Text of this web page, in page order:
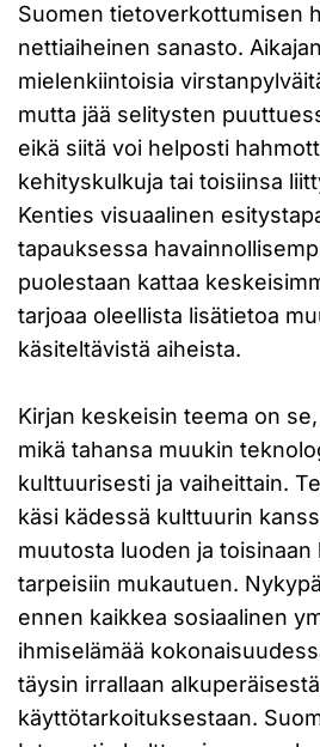
Suomen tietoverkottumisen
nettiaiheinen sanasto.
mielenkiintoisia
mutta jää selitysten
eikä siitä voi helposti
kehityskulkuja tai toisiinsa
Kenties visuaalinen
tapauksessa
puolestaan kattaa
tarjoaa oleellista lisätietoa
käsiteltävistä aiheista.
Kirjan keskeisin teema on
mikä tahansa muukin
kulttuurisesti ja vaiheittain.
käsi kädessä kulttuurin
muutosta luoden ja toisinaan
tarpeisiin mukautuen.
ennen kaikkea sosiaalinen
ihmiselämää
täysin irrallaan
käyttötarkoituksestaan.